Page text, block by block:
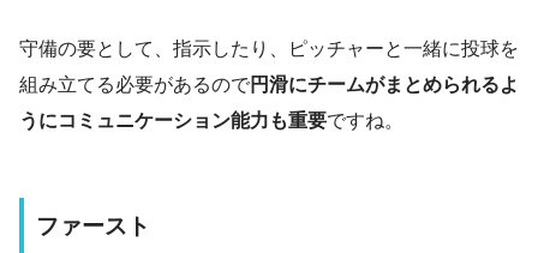
守備の要として、指示したり、ピッチャーと一緒に投球を
組み立てる必要があるので円滑にチームがまとめられるよ
うにコミュニケーション能力も重要ですね。
ファースト